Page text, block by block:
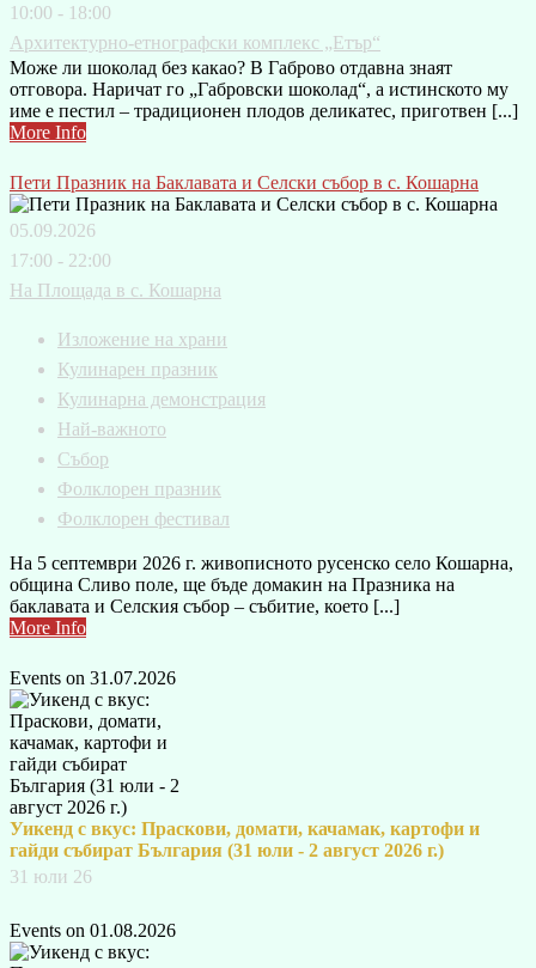
10:00 - 18:00
Архитектурно-етнографски комплекс „Етър“
Може ли шоколад без какао? В Габрово отдавна знаят
отговора. Наричат го „Габровски шоколад“, а истинското му
име е пестил – традиционен плодов деликатес, приготвен [...]
More Info
Пети Празник на Баклавата и Селски събор в с. Кошарна
05.09.2026
17:00 - 22:00
На Площада в с. Кошарна
Изложение на храни
Кулинарен празник
Кулинарна демонстрация
Най-важното
Събор
Фолклорен празник
Фолклорен фестивал
На 5 септември 2026 г. живописното русенско село Кошарна,
община Сливо поле, ще бъде домакин на Празника на
баклавата и Селския събор – събитие, което [...]
More Info
Events on 31.07.2026
Уикенд с вкус: Праскови, домати, качамак, картофи и
гайди събират България (31 юли - 2 август 2026 г.)
31 юли 26
Events on 01.08.2026